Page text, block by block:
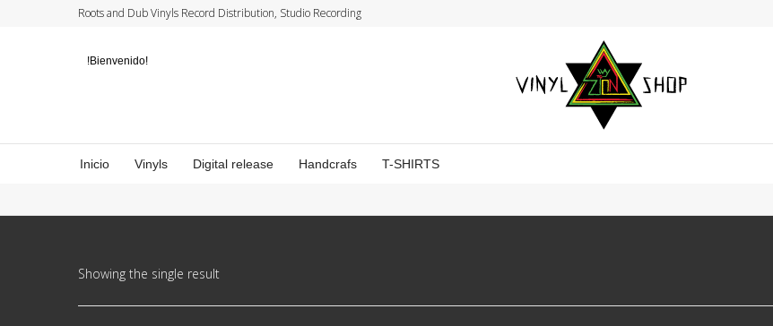
Roots and Dub Vinyls Record Distribution, Studio Recording
!Bienvenido!
Inicio Vinyls Digital release Handcrafs T-SHIRTS
Showing the single result